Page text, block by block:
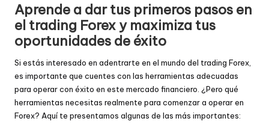
Aprende a dar tus primeros pasos en
el trading Forex y maximiza tus
oportunidades de éxito
Si estás interesado en adentrarte en el mundo del trading Forex,
es importante que cuentes con las herramientas adecuadas
para operar con éxito en este mercado financiero. ¿Pero qué
herramientas necesitas realmente para comenzar a operar en
Forex? Aquí te presentamos algunas de las más importantes: